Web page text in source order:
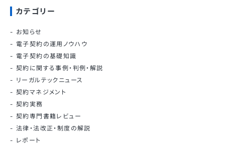
カテゴリー
お知らせ
電子契約の運用ノウハウ
電子契約の基礎知識
契約に関する事例・判例・解説
リーガルテックニュース
契約マネジメント
契約実務
契約専門書籍レビュー
法律・法改正・制度の解説
レポート